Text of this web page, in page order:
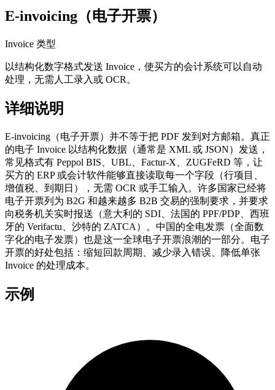
E-invoicing（电子开票）
Invoice 类型
以结构化数字格式发送 Invoice，使买方的会计系统可以自动
处理，无需人工录入或 OCR。
详细说明
E-invoicing（电子开票）并不等于把 PDF 发到对方邮箱。真正
的电子 Invoice 以结构化数据（通常是 XML 或 JSON）发送，
常见格式有 Peppol BIS、UBL、Factur-X、ZUGFeRD 等，让
买方的 ERP 或会计软件能够直接读取每一个字段（行项目、
增值税、到期日），无需 OCR 或手工输入。许多国家已经将
电子开票列为 B2G 和越来越多 B2B 交易的强制要求，并要求
向税务机关实时报送（意大利的 SDI、法国的 PPF/PDP、西班
牙的 Verifactu、沙特的 ZATCA）。中国的全电发票（全面数
字化的电子发票）也是这一全球电子开票浪潮的一部分。电子
开票的好处包括：缩短回款周期、减少录入错误、降低单张
Invoice 的处理成本。
示例